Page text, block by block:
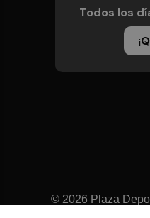
Todos los
© 2026 Plaza